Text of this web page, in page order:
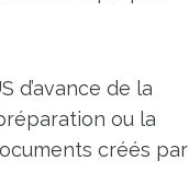
d’avance de la
ou la
créés par